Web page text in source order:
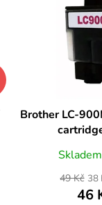
Brother LC-
Skladem
38
46
49 Kč